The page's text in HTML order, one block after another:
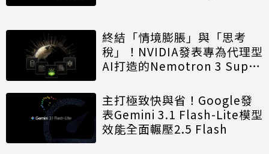
終結「情境膨脹」與「思考
稅」！NVIDIA發表專為代理型
AI打造的Nemotron 3 Super
主打極致快與省！Google發
表Gemini 3.1 Flash-Lite模型
效能全面輾壓2.5 Flash